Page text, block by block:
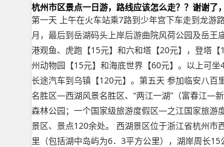
杭州市区景点一日游，路线应该怎么走？？谢谢了
第一天 上午在火车站乘7路到少年宫下车走到龙游
月，最后到岳湖码头上岸后游曲院风荷公园及岳
港观鱼、虎跑【15元】和六和塔【20元】，登塔
州动物园【15元】和海底世界【60元】。以上可
长途汽车到乌镇【120元】。第五天 参加临安八
名胜区—西湖风景名胜区、“两江一湖”（富春江—
森林公园；一个国家级旅游度假区—之江国家旅游
景区、景点120余处。 西湖景区位于浙江省杭州
里（包括湖中岛屿为6．3平方公里），湖岸周长